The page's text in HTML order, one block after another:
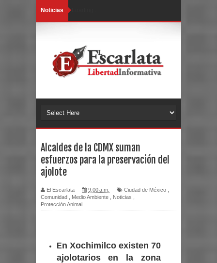
Noticias
Alcaldes de la CDMX suman
esfuerzos para la preservación del
ajolote
El Escarlata 9:00 a.m. Ciudad de México
Comunidad
Medio Ambiente Noticias
Protección Animal
En Xochimilco existen 70
ajolotarios en la zona